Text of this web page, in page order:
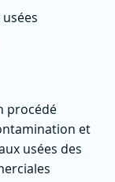
procédé
et
usées des